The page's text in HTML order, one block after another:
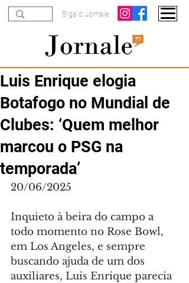
Siga o Jornale
Luis Enrique elogia
Botafogo no Mundial de
Clubes: ‘Quem melhor
marcou o PSG na
temporada’
20/06/2025
Inquieto à beira do campo a
todo momento no Rose Bowl,
em Los Angeles, e sempre
buscando ajuda de um dos
auxiliares, Luis Enrique parecia